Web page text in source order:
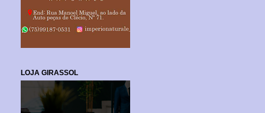
LOJA GIRASSOL